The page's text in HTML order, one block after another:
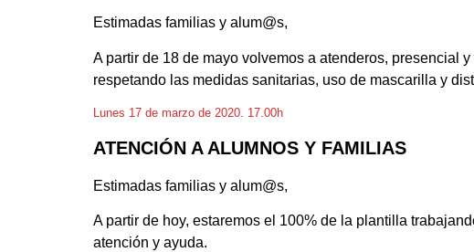
Estimadas familias y alum@s,
A partir de 18 de mayo volvemos a atenderos, presencial
respetando las medidas sanitarias, uso de mascarilla y
Lunes 17 de marzo de 2020. 17.00h
ATENCIÓN A ALUMNOS Y FAMILIAS
Estimadas familias y alum@s,
A partir de hoy, estaremos el 100% de la plantilla
atención y ayuda.